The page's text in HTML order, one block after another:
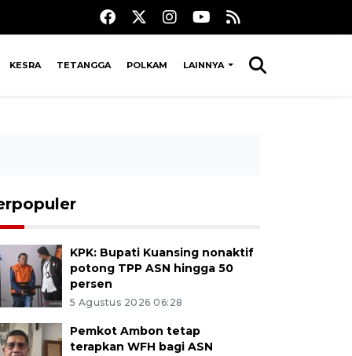
KESRA TETANGGA POLKAM LAINNYA
KPK: Bupati Kuansing nonaktif
potong TPP ASN hingga 50
persen
5 Agustus 2026 06:28
Pemkot Ambon tetap
terapkan WFH bagi ASN